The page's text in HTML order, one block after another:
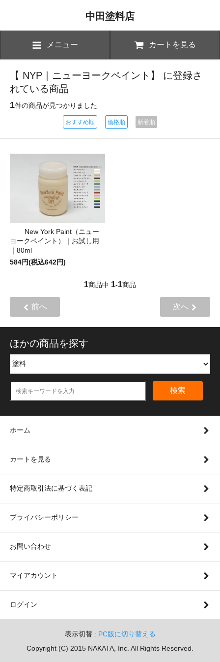
中田塗料店
メニュー カートを見る
【 NYP｜ニューヨークペイント】 に登録さ
れている商品
1件の商品が見つかりました
おすすめ順 価格順 新着順
New York Paint（ニュー
ヨークペイント）｜お試し用
｜80ml
584円(税込642円)
1商品中 1-1商品
前へ 次へ
ほかの商品を探す
検索
ホーム
カートを見る
特定商取引法に基づく表記
プライバシーポリシー
お問い合わせ
マイアカウント
ログイン
表示切替 : PC版に切り替える
Copyright (C) 2015 NAKATA, Inc. All Rights Reserved.